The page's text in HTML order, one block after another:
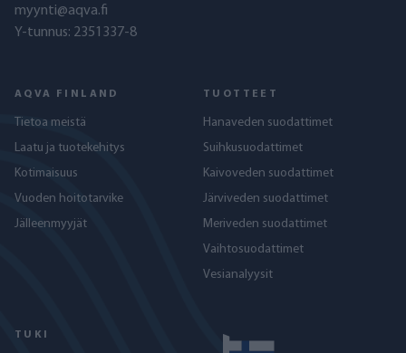
myynti@aqva.fi
Y-tunnus: 2351337-8
AQVA FINLAND
Tietoa meistä
Laatu ja tuotekehitys
Kotimaisuus
Vuoden hoitotarvike
Jälleenmyyjät
TUOTTEET
Hanaveden suodattimet
Suihkusuodattimet
Kaivoveden suodattimet
Järviveden suodattimet
Meriveden suodattimet
Vaihtosuodattimet
Vesianalyysit
TUKI